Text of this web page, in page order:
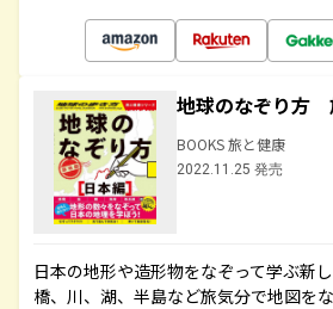
地球のなぞり方
BOOKS 旅と健康
2022.11.25 発売
日本の地形や造形物をなぞって学ぶ新
橋、川、湖、半島など旅気分で地図を